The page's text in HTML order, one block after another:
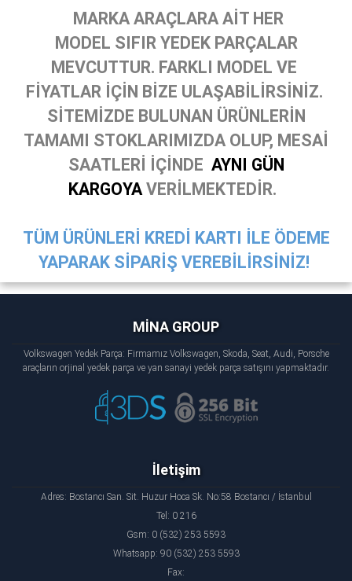
MARKA ARAÇLARA AİT HER
MODEL SIFIR YEDEK PARÇALAR
MEVCUTTUR. FARKLI MODEL VE
FİYATLAR İÇİN BİZE ULAŞABİLİRSİNİZ.
SİTEMİZDE BULUNAN ÜRÜNLERİN
TAMAMI STOKLARIMIZDA OLUP, MESAİ
SAATLERİ İÇİNDE AYNI GÜN
KARGOYA VERİLMEKTEDİR.
TÜM ÜRÜNLERİ KREDİ KARTI İLE ÖDEME
YAPARAK SİPARİŞ VEREBİLİRSİNİZ!
MİNA GROUP
Volkswagen Yedek Parça: Firmamız Volkswagen, Skoda, Seat, Audi, Porsche
araçların orjinal yedek parça ve yan sanayi yedek parça satışını yapmaktadır.
İletişim
Adres: Bostancı San. Sit. Huzur Hoca Sk. No:58 Bostancı / İstanbul
Tel: 0 216
Gsm: 0 (532) 253 5593
Whatsapp: 90 (532) 253 5593
Fax: